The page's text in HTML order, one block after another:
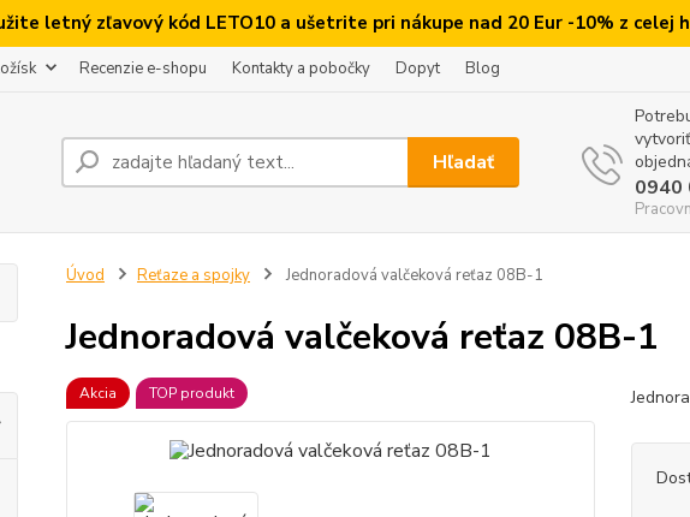
letný zľavový kód LETO10 a ušetrite pri nákupe nad 20 Eur -10% z celej
Recenzie e-shopu Kontakty a pobočky Dopyt Blog
Hľadať
0940
Úvod Reťaze a spojky Jednoradová valčeková reťaz 08B-1
Jednoradová valčeková reťaz 08B-1
Akcia TOP produkt